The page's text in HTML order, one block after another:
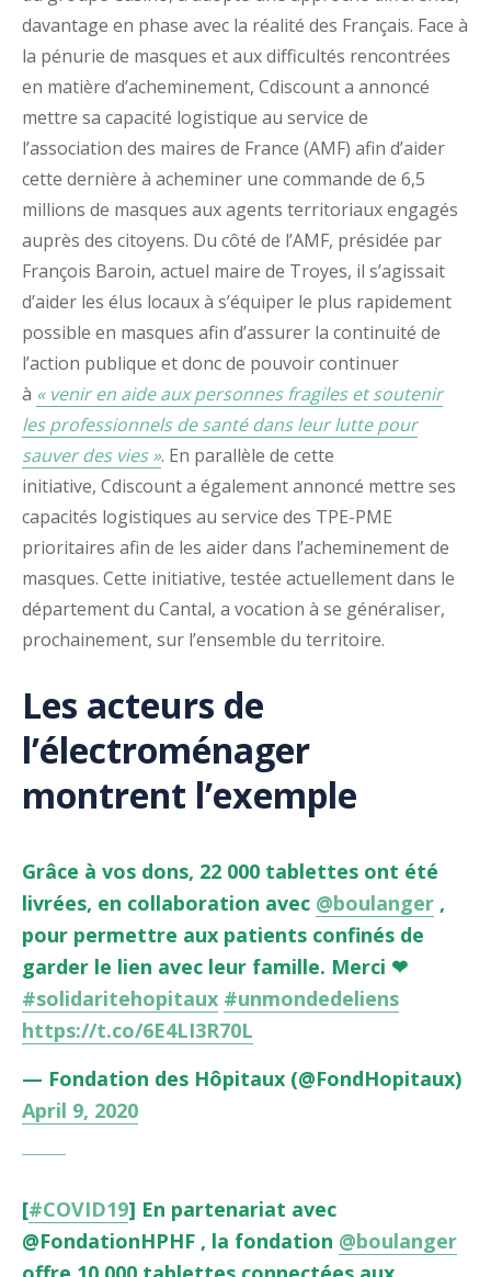
davantage en phase avec la réalité des Français. Face à
la pénurie de masques et aux difficultés rencontrées
en matière d’acheminement, Cdiscount a annoncé
mettre sa capacité logistique au service de
l’association des maires de France (AMF) afin d’aider
cette dernière à acheminer une commande de 6,5
millions de masques aux agents territoriaux engagés
auprès des citoyens. Du côté de l’AMF, présidée par
François Baroin, actuel maire de Troyes, il s’agissait
d’aider les élus locaux à s’équiper le plus rapidement
possible en masques afin d’assurer la continuité de
l’action publique et donc de pouvoir continuer
à « venir en aide aux personnes fragiles et soutenir
les professionnels de santé dans leur lutte pour
sauver des vies ». En parallèle de cette
initiative, Cdiscount a également annoncé mettre ses
capacités logistiques au service des TPE-PME
prioritaires afin de les aider dans l’acheminement de
masques. Cette initiative, testée actuellement dans le
département du Cantal, a vocation à se généraliser,
prochainement, sur l’ensemble du territoire.
Les acteurs de
l’électroménager
montrent l’exemple
Grâce à vos dons, 22 000 tablettes ont été
livrées, en collaboration avec @boulanger ,
pour permettre aux patients confinés de
garder le lien avec leur famille. Merci ❤
#solidaritehopitaux #unmondedeliens
https://t.co/6E4LI3R70L
— Fondation des Hôpitaux (@FondHopitaux)
April 9, 2020
[#COVID19] En partenariat avec
@FondationHPHF , la fondation @boulanger